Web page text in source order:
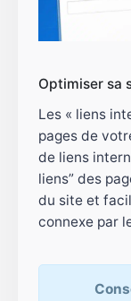
Optimiser sa
Les « liens
pages de
de liens
liens” des
du site et
connexe par